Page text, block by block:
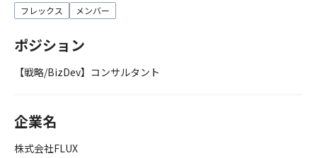
フレックス メンバー
ポジション
【戦略/BizDev】コンサルタント
企業名
株式会社FLUX